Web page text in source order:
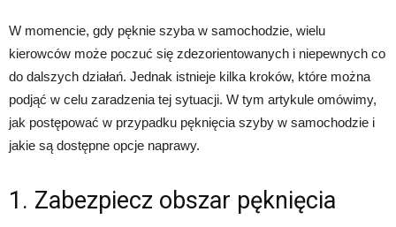
W momencie, gdy pęknie szyba w samochodzie, wielu
kierowców może poczuć się zdezorientowanych i niepewnych co
do dalszych działań. Jednak istnieje kilka kroków, które można
podjąć w celu zaradzenia tej sytuacji. W tym artykule omówimy,
jak postępować w przypadku pęknięcia szyby w samochodzie i
jakie są dostępne opcje naprawy.
1. Zabezpiecz obszar pęknięcia